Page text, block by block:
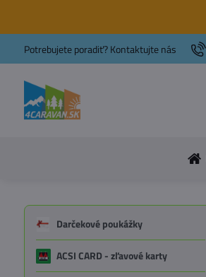
Potrebujete poradiť? Kontaktujte nás
Darčekové poukážky
ACSI CARD - zľavové karty